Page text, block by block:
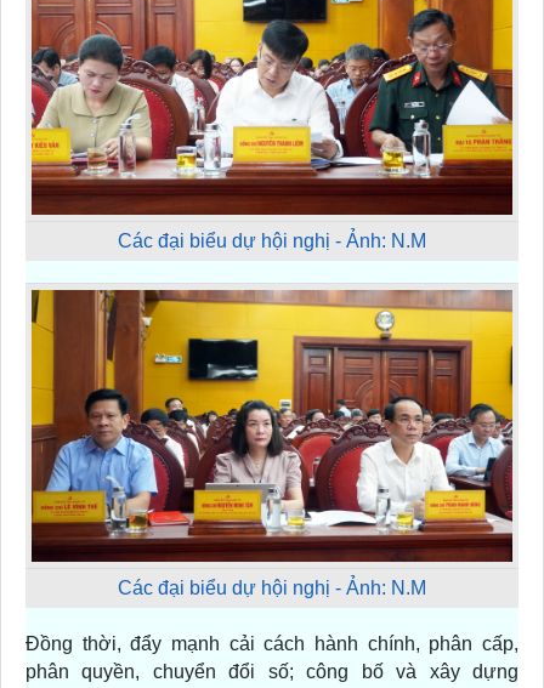
Các đại biểu dự hội nghị - Ảnh: N.M
Các đại biểu dự hội nghị - Ảnh: N.M
Đồng thời, đẩy mạnh cải cách hành chính, phân cấp,
phân quyền, chuyển đổi số; công bố và xây dựng